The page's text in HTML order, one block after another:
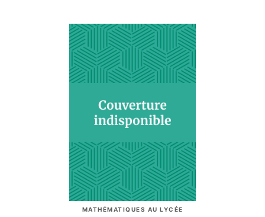
MATHÉMATIQUES AU LYCÉE